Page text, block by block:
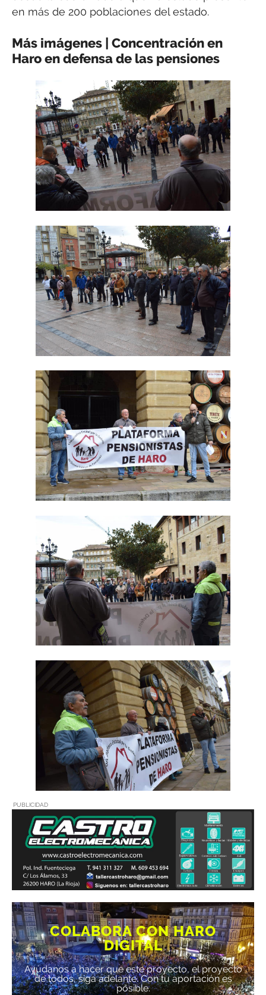
en más de 200 poblaciones del estado.
Más imágenes | Concentración en
Haro en defensa de las pensiones
PUBLICIDAD
COLABORA CON HARO
DIGITAL
Ayúdanos a hacer que este proyecto, el proyecto
de todos, siga adelante. Con tu aportación es
posible.